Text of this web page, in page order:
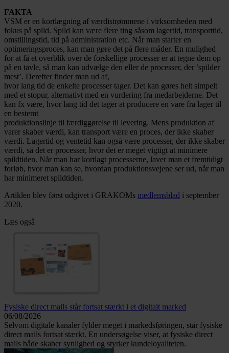
FAKTA
VSM er en kortlægning af værdistrømmene i virksomheden med
fokus på spild. Spild kan være flere ting såsom lagertid, transporttid,
omstillingstid, tid på administration etc. Når man starter en
optimeringsproces, kan man gøre det på flere måder. En mulighed
for at få et overblik over de forskellige processer er at tegne dem op
på en tavle, så man kan udvælge den eller de processer, der ’spilder
mest’. Derefter finder man ud af,
hvor lang tid de enkelte processer tager. Det kan gøres helt simpelt
med et stopur, alternativt med en vurdering fra medarbejderne. Det
kan fx være, hvor lang tid det tager at producere en vare fra lager til
en bestemt
produktionslinje til færdiggørelse til levering. Mens produktion af
varer skaber værdi, kan transport være en proces, der ikke skaber
værdi. Lagertid og ventetid kan også være processer, der ikke skaber
værdi, så det er processer, hvor det er meget vigtigt at minimere
spildtiden. Når man har kortlagt processerne, laver man et fremtidigt
forløb, hvor man kan se, hvordan produktionsvejene ser ud, når man
har minimeret spildtiden.
Artiklen blev først udgivet i GRAKOMs medlemsblad i september
2020.
Læs også
Fysiske direct mails står fortsat stærkt i et digitalt marked
06/08/2026
Selvom digitale kanaler fylder meget i markedsføringen, står fysiske
direct mails fortsat stærkt. En undersøgelse viser, at fysiske direct
mails både skaber synlighed og styrker kundeloyaliteten.